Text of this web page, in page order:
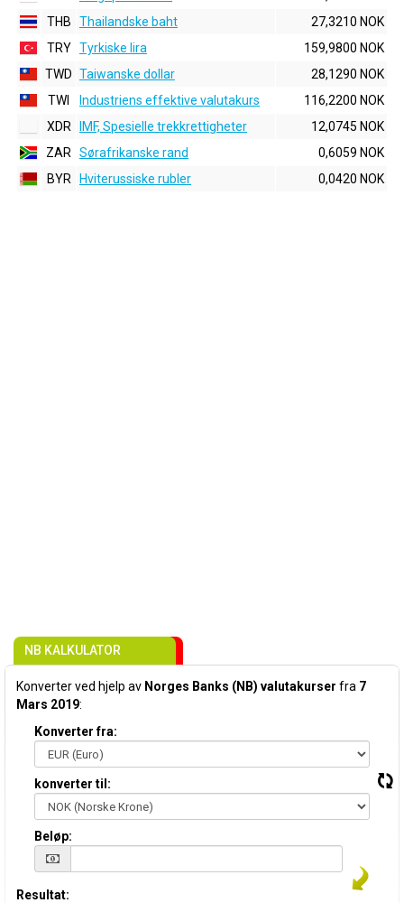
THB
Thailandske baht
27,3210 NOK
TRY Tyrkiske lira
159,9800 NOK
TWD Taiwanske dollar
28,1290 NOK
TWI
Industriens effektive valutakurs
116,2200 NOK
XDR
IMF, Spesielle trekkrettigheter
12,0745 NOK
ZAR
Sørafrikanske rand
0,6059 NOK
BYR
Hviterussiske rubler 0,0420 NOK
NB KALKULATOR
Konverter ved hjelp av Norges Banks (NB) valutakurser fra 7
Mars 2019:
Konverter fra:
konverter til:
Beløp:
Resultat: